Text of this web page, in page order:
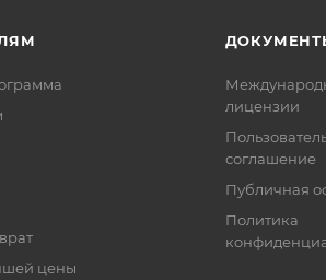
цены
лицензии
соглашение
Публичная
Политика